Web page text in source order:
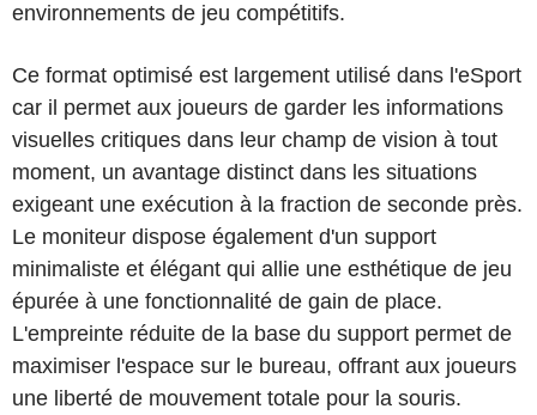
environnements de jeu compétitifs.
Ce format optimisé est largement utilisé dans l'eSport
car il permet aux joueurs de garder les informations
visuelles critiques dans leur champ de vision à tout
moment, un avantage distinct dans les situations
exigeant une exécution à la fraction de seconde près.
Le moniteur dispose également d'un support
minimaliste et élégant qui allie une esthétique de jeu
épurée à une fonctionnalité de gain de place.
L'empreinte réduite de la base du support permet de
maximiser l'espace sur le bureau, offrant aux joueurs
une liberté de mouvement totale pour la souris.